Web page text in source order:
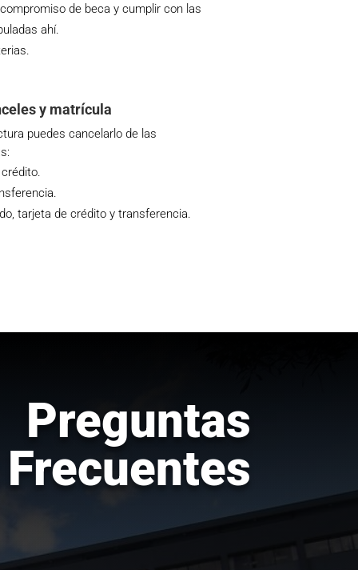
de beca y cumplir con las
ahí.
y matrícula
puedes cancelarlo de las
tarjeta de crédito y transferencia.
Preguntas
Frecuentes